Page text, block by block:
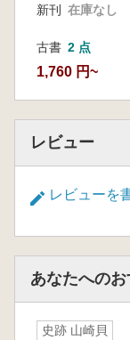
新刊 在庫なし
古書 2 点
1,760 円~
レビュー
レビューを
あなたへの
史跡 山崎貝